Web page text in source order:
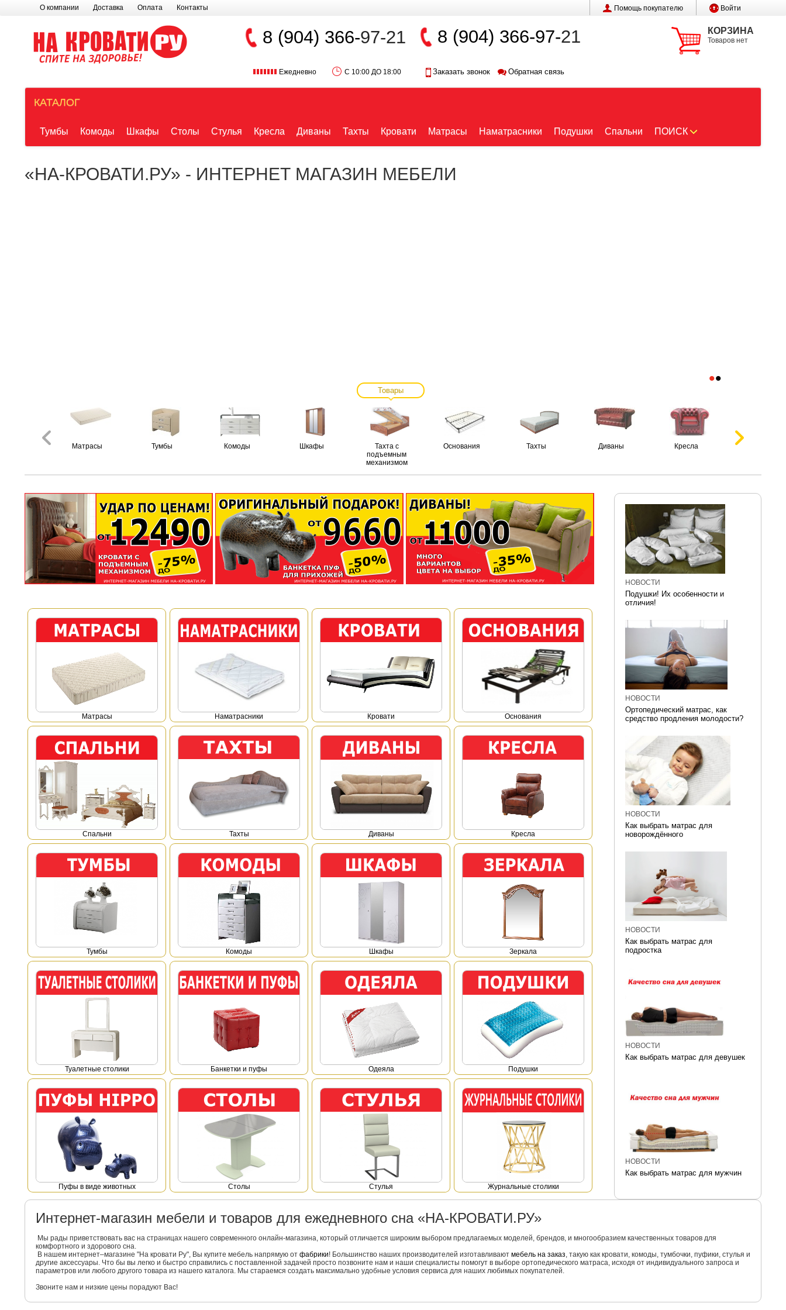
О компании Доставка Оплата Контакты Помощь покупателю Войти
КОРЗИНА
Товаров нет
8 (904) 366-97-21
Ежедневно С 10:00 ДО 18:00
8 (904) 366-97-21
Заказать звонок Обратная связь
КАТАЛОГ
Тумбы Комоды Шкафы Столы Стулья Кресла Диваны Тахты Кровати Матрасы Наматрасники Подушки Спальни ПОИСК
«НА-КРОВАТИ.РУ» - ИНТЕРНЕТ МАГАЗИН МЕБЕЛИ
••
Товары
Матрасы Тумбы Комоды Шкафы
Тахта с
подъемным
механизмом
Основания Тахты Диваны Кресла
НОВОСТИ
Подушки! Их особенности и
отличия!
НОВОСТИ
Ортопедический матрас, как
средство продления молодости?
НОВОСТИ
Как выбрать матрас для
новорождённого
НОВОСТИ
Как выбрать матрас для
подростка
НОВОСТИ
Как выбрать матрас для девушек
НОВОСТИ
Как выбрать матрас для мужчин
Mатрасы Наматрасники Кровати Основания
Спальни Тахты Диваны Кресла
Тумбы Комоды Шкафы Зеркала
Туалетные столики Банкетки и пуфы Одеяла Подушки
Пуфы в виде животных Столы Стулья Журнальные столики
Интернет-магазин мебели и товаров для ежедневного сна «НА-КРОВАТИ.РУ»
Мы рады приветствовать вас на страницах нашего современного онлайн-магазина, который отличается широким выбором предлагаемых моделей, брендов, и многообразием качественных товаров для
комфортного и здорового сна.
В нашем интернет–магазине "На кровати Ру", Вы купите мебель напрямую от фабрики! Большинство наших производителей изготавливают мебель на заказ, такую как кровати, комоды, тумбочки, пуфики, стулья и
другие аксессуары. Что бы вы легко и быстро справились с поставленной задачей просто позвоните нам и наши специалисты помогут в выборе ортопедического матраса, исходя от индивидуального запроса и
параметров или любого другого товара из нашего каталога. Мы стараемся создать максимально удобные условия сервиса для наших любимых покупателей.
Звоните нам и низкие цены порадуют Вас!